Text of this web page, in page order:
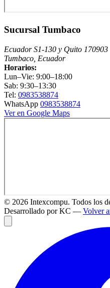
Sucursal Tumbaco
Ecuador S1-130 y Quito 170903
Tumbaco, Ecuador
Horarios:
Lun–Vie: 9:00–18:00
Sab: 9:30–13:30
Tel: 0983538874
WhatsApp 0983538874
Ver en Google Maps
© 2026 Intexcompu. Todos los
Desarrollado por KC — Volver